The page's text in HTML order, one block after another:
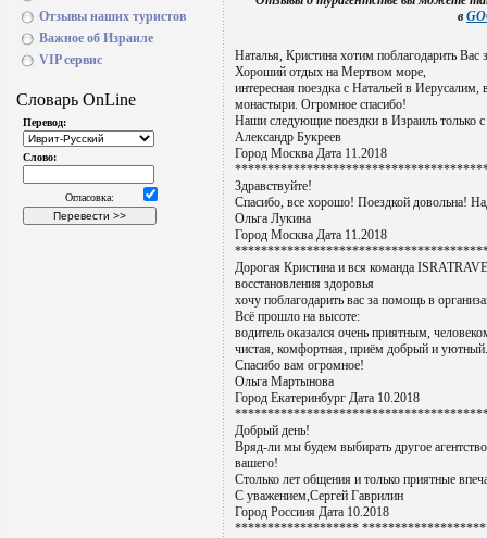
Отзывы наших туристов
Важное об Израиле
VIP сервис
в
Наталья, Кристина хотим поблагодарить
Хороший отдых на Мертвом море,
интересная поездка с Натальей в
монастыри. Огромное спасибо!
Наши следующие поездки в Израиль только
Александр Букреев
Город Москва Дата 11.2018
Здравствуйте!
Спасибо, все хорошо! Поездкой довольна!
Ольга Лукина
Город Москва Дата 11.2018
Дорогая Кристина и вся команда
восстановления здоровья
хочу поблагодарить вас за помощь в
Всё прошло на высоте:
водитель оказался очень приятным,
чистая, комфортная, приём добрый и уютный.
Спасибо вам огромное!
Ольга Мартынова
Город Екатеринбург Дата 10.2018
Добрый день!
Вряд-ли мы будем выбирать другое
вашего!
Столько лет общения и только приятные
С уважением,Сергей Гаврилин
Город Россиия Дата 10.2018
*******************